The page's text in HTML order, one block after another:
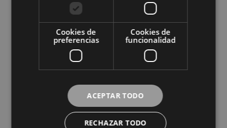
COMPRAR COMPRAR
Compra al por mayor en El
Mayorista del Textil
Cookies de
preferencias
Cookies de
funcionalidad
ACEPTAR TODO
RECHAZAR TODO